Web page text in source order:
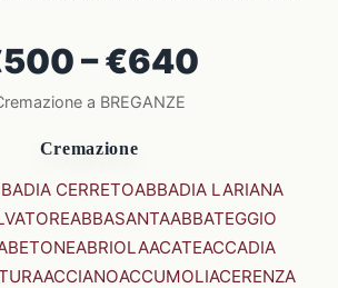
– €640
a BREGANZE
Cremazione
CERRETOABBADIA LARIANA
ABBASANTAABBATEGGIO
ABRIOLAACATEACCADIA
ACCIANOACCUMOLIACERENZA